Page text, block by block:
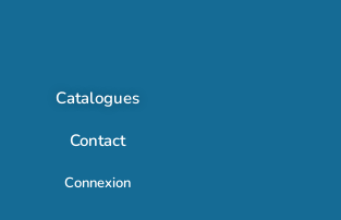
Catalogues
Contact
Connexion